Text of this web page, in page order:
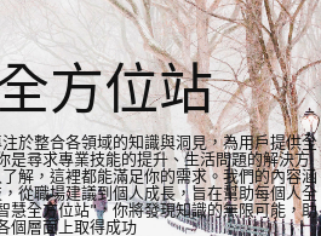
方位站
於整合各領域的知識與洞見，為用戶提供全
是尋求專業技能的提升、生活問題的解決方
解，這裡都能滿足你的需求。我們的內容涵
從職場建議到個人成長，旨在幫助每個人全
慧全方位站"，你將發現知識的無限可能，助
個層面上取得成功